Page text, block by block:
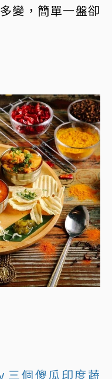
變，簡單一盤卻
三個傻瓜印度蔬